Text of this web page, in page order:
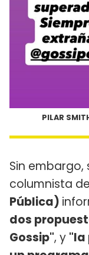
PILAR
Sin embargo,
columnista de
Pública)
dos
Gossip", y "la